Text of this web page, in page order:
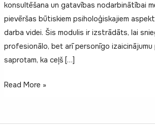
konsultēšana un gatavības nodarbinātībai
pievēršas būtiskiem psiholoģiskajiem
darba videi. Šis modulis ir izstrādāts, lai
profesionālo, bet arī personīgo izaicinājumu
saprotam, ka ceļš […]
Gatavības
Read More »